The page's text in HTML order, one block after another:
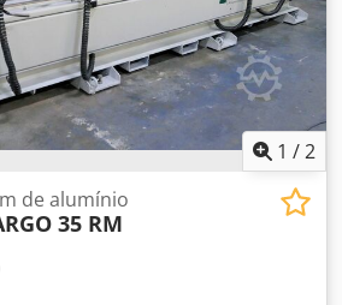
2700 mm ACESSÓRIOS:
REFRIGERAÇÃO DE ALTA
1 /2
de alumínio
35 RM